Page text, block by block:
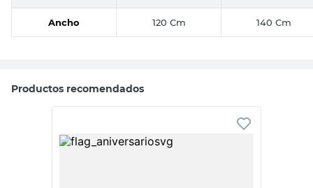
Ancho 120 Cm 140 Cm
Productos recomendados